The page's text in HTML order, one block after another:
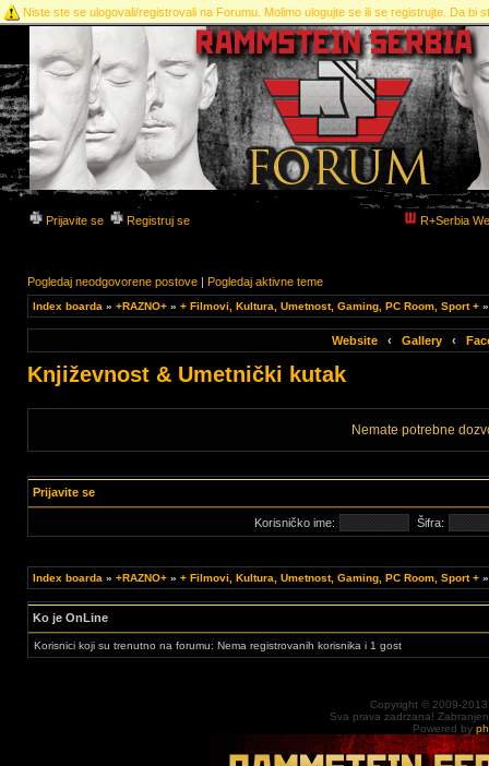
Niste ste se ulogovali/registrovali na Forumu. Molimo ulogujte se ili se registrujte. Da bi
Prijavite se Registruj se R+Serbia
Pogledaj neodgovorene postove | Pogledaj aktivne teme
Index boarda » +RAZNO+ » + Filmovi, Kultura, Umetnost, Gaming, PC Room, Sport +
Website ‹ Gallery ‹
Književnost & Umetnički kutak
Nemate potrebne
Prijavite se
Korisničko ime: Šifra:
Index boarda » +RAZNO+ » + Filmovi, Kultura, Umetnost, Gaming, PC Room, Sport +
Ko je OnLine
Korisnici koji su trenutno na forumu: Nema registrovanih korisnika i 1 gost
Copyright © 2009-
Sva prava zadrzana!
Powered by